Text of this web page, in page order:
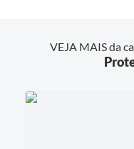
VEJA MAIS da